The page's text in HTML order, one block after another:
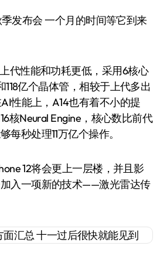
代性能和功耗更低，采用6核心
118亿个晶体管，相较于上代多出
性能上，A14也有着不小的提
核Neural Engine，核心数比前代
每秒处理11万亿个操作。
12将会更上一层楼，并且影
入一项新的技术——激光雷达传